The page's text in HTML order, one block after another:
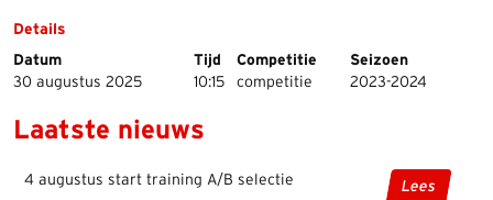
Details
Datum
Tijd Competitie
Seizoen
30 augustus 2025
10:15 competitie 2023-2024
Laatste nieuws
4 augustus start training A/B selectie Lees